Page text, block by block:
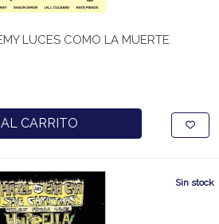
LUCES COMO LA MUERTE
CARRITO
Sin stock